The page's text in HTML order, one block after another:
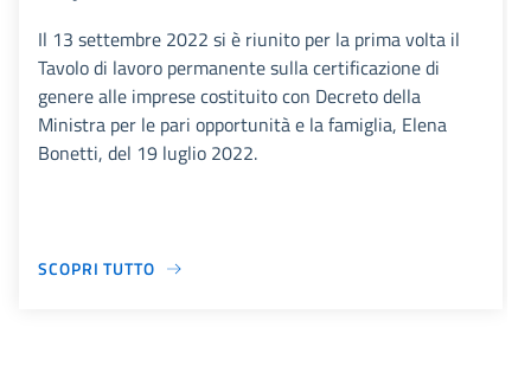
Il 13 settembre 2022 si è riunito per la prima volta il
Tavolo di lavoro permanente sulla certificazione di
genere alle imprese costituito con Decreto della
Ministra per le pari opportunità e la famiglia, Elena
Bonetti, del 19 luglio 2022.
SCOPRI TUTTO